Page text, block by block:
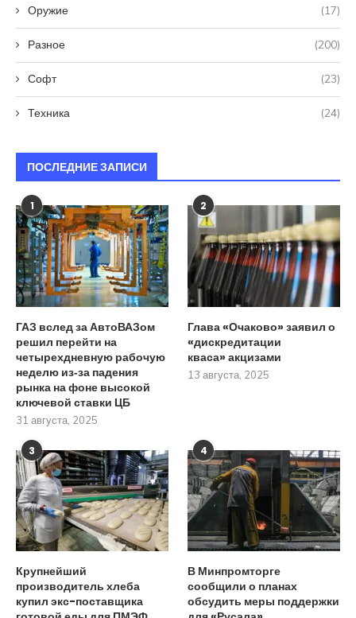
Оружие (17)
Разное (200)
Софт (23)
Техника (24)
ПОСЛЕДНИЕ ЗАПИСИ
1
ГАЗ вслед за АвтоВАЗом
решил перейти на
четырехдневную рабочую
неделю из‑за падения
рынка на фоне высокой
ключевой ставки ЦБ
31 августа, 2025
2
Глава «Очаково» заявил о
«дискредитации
кваса» акцизами
13 августа, 2025
3
Крупнейший
производитель хлеба
купил экс-поставщика
4
В Минпромторге
сообщили о планах
обсудить меры поддержки